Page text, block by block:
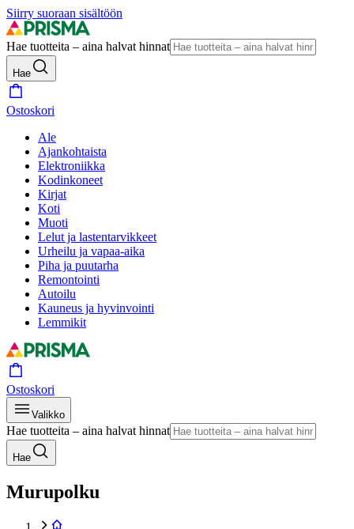
Siirry suoraan sisältöön
Hae tuotteita – aina halvat hinnat
Hae
Ostoskori
Ale
Ajankohtaista
Elektroniikka
Kodinkoneet
Kirjat
Koti
Muoti
Lelut ja lastentarvikkeet
Urheilu ja vapaa-aika
Piha ja puutarha
Remontointi
Autoilu
Kauneus ja hyvinvointi
Lemmikit
Ostoskori
Valikko
Hae tuotteita – aina halvat hinnat
Hae
Murupolku